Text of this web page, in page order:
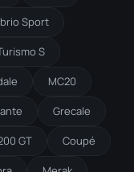
Sport
S
MC20
Grecale
GT Coupé